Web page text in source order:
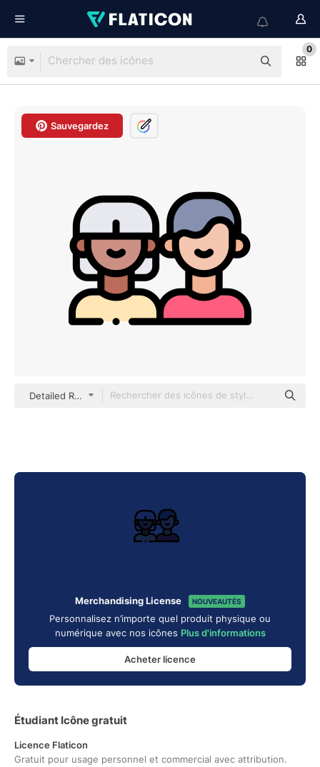
0
Sauvegardez
Detailed Rounded Lineal color
Merchandising License NOUVEAUTÉS
Personnalisez n’importe quel produit physique ou
numérique avec nos icônes Plus d'informations
Acheter licence
Étudiant Icône gratuit
Licence Flaticon
Gratuit pour usage personnel et commercial avec attribution.